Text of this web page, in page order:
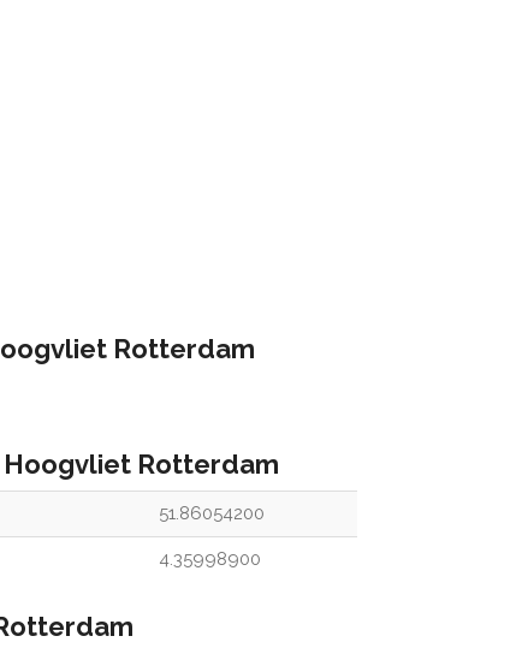
Rotterdam
Hoogvliet Rotterdam
51.86054200
4.35998900